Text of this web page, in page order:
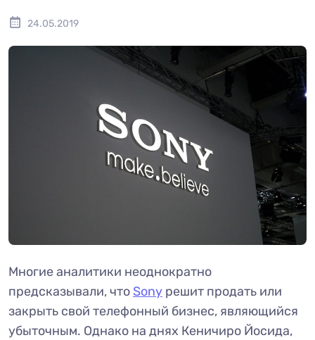
24.05.2019
Многие аналитики неоднократно
предсказывали, что Sony решит продать или
закрыть свой телефонный бизнес, являющийся
убыточным. Однако на днях Кеничиро Йосида,